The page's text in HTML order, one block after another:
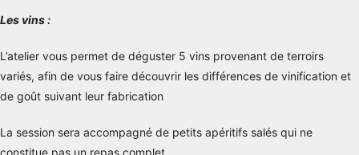
Les vins :
L’atelier vous permet de déguster 5 vins provenant de terroirs
variés, afin de vous faire découvrir les différences de vinification et
de goût suivant leur fabrication
La session sera accompagné de petits apéritifs salés qui ne
constitue pas un repas complet